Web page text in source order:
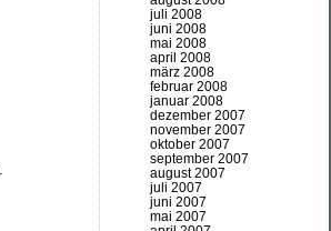
juli 2008
juni 2008
mai 2008
april 2008
märz 2008
februar 2008
januar 2008
dezember 2007
november 2007
oktober 2007
september 2007
august 2007
juli 2007
juni 2007
mai 2007